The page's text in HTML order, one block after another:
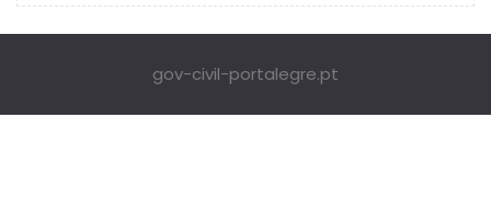
gov-civil-portalegre.pt